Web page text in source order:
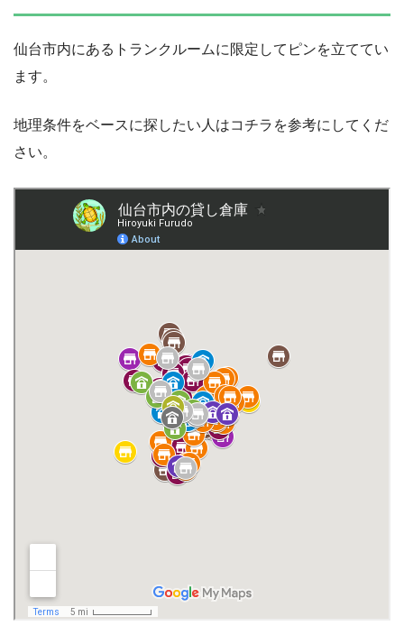
仙台市内にあるトランクルームに限定してピンを立ててい
ます。
地理条件をベースに探したい人はコチラを参考にしてくだ
さい。